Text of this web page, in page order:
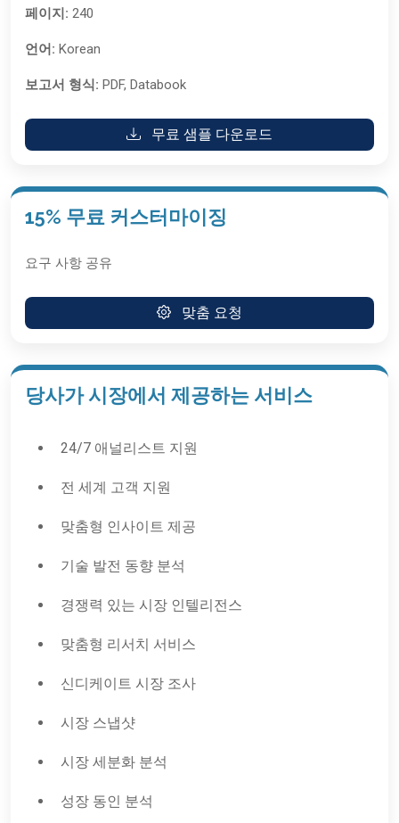
페이지: 240
언어: Korean
보고서 형식: PDF, Databook
무료 샘플 다운로드
15% 무료 커스터마이징
요구 사항 공유
맞춤 요청
당사가 시장에서 제공하는 서비스
24/7 애널리스트 지원
전 세계 고객 지원
맞춤형 인사이트 제공
기술 발전 동향 분석
경쟁력 있는 시장 인텔리전스
맞춤형 리서치 서비스
신디케이트 시장 조사
시장 스냅샷
시장 세분화 분석
성장 동인 분석